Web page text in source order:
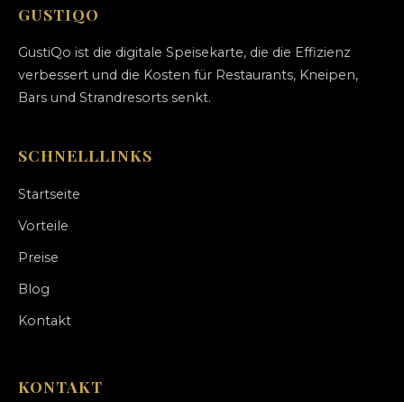
GUSTIQO
GustiQo ist die digitale Speisekarte, die die Effizienz
verbessert und die Kosten für Restaurants, Kneipen,
Bars und Strandresorts senkt.
SCHNELLLINKS
Startseite
Vorteile
Preise
Blog
Kontakt
KONTAKT